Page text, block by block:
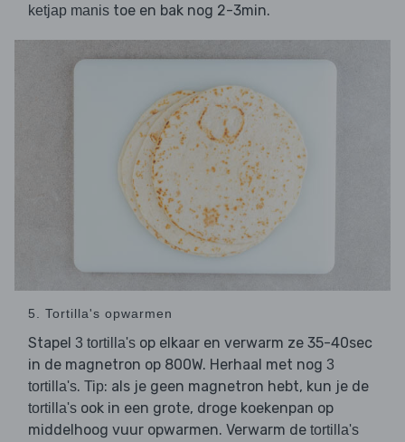
ketjap manis toe en bak nog 2-3min.
5. Tortilla's opwarmen
Stapel 3 tortilla's op elkaar en verwarm ze 35-40sec
in de magnetron op 800W. Herhaal met nog 3
tortilla's. Tip: als je geen magnetron hebt, kun je de
tortilla's ook in een grote, droge koekenpan op
middelhoog vuur opwarmen. Verwarm de tortilla's